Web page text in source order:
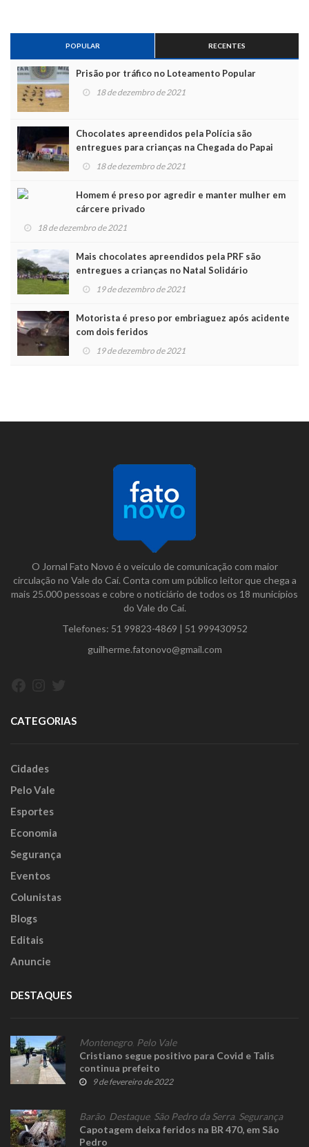
POPULAR RECENTES
Prisão por tráfico no Loteamento Popular
18 de dezembro de 2021
Chocolates apreendidos pela Polícia são
entregues para crianças na Chegada do Papai
Noel
18 de dezembro de 2021
Homem é preso por agredir e manter mulher em
cárcere privado
18 de dezembro de 2021
Mais chocolates apreendidos pela PRF são
entregues a crianças no Natal Solidário
19 de dezembro de 2021
Motorista é preso por embriaguez após acidente
com dois feridos
19 de dezembro de 2021
O Jornal Fato Novo é o veículo de comunicação com maior
circulação no Vale do Caí. Conta com um público leitor que chega a
mais 25.000 pessoas e cobre o noticiário de todos os 18 municípios
do Vale do Caí.
Telefones: 51 99823-4869 | 51 999430952
guilherme.fatonovo@gmail.com
CATEGORIAS
Cidades
Pelo Vale
Esportes
Economia
Segurança
Eventos
Colunistas
Blogs
Editais
Anuncie
DESTAQUES
Montenegro Pelo Vale
Cristiano segue positivo para Covid e Talis
continua prefeito
9 de fevereiro de 2022
Barão Destaque, São Pedro da Serra, Segurança
Capotagem deixa feridos na BR 470, em São
Pedro